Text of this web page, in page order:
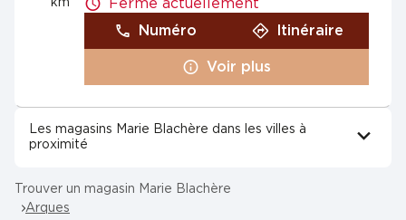
km
Fermé actuellement
Numéro
Itinéraire
Voir plus
Les magasins Marie Blachère dans les villes à
proximité
Trouver un magasin Marie Blachère
Arques